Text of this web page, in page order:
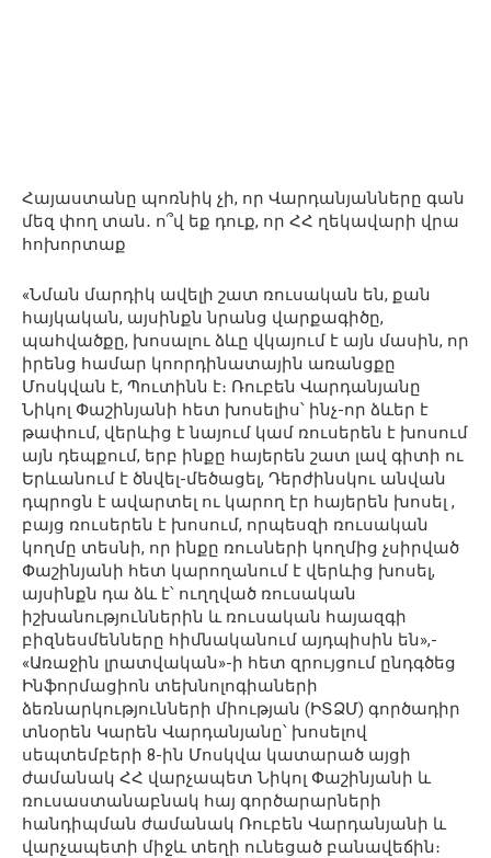
Հայաստանը պոռնիկ չի, որ Վարդանյանները գան
մեզ փող տան․ ո՞վ եք դուք, որ ՀՀ ղեկավարի վրա
հոխորտաք
«Նման մարդիկ ավելի շատ ռուսական են, քան
հայկական, այսինքն նրանց վարքագիծը,
պահվածքը, խոսալու ձևը վկայում է այն մասին, որ
իրենց համար կոորդինատային առանցքը
Մոսկվան է, Պուտինն է։ Ռուբեն Վարդանյանը
Նիկոլ Փաշինյանի հետ խոսելիս՝ ինչ-որ ձևեր է
թափում, վերևից է նայում կամ ռուսերեն է խոսում
այն դեպքում, երբ ինքը հայերեն շատ լավ գիտի ու
Երևանում է ծնվել-մեծացել, Դերժինսկու անվան
դպրոցն է ավարտել ու կարող էր հայերեն խոսել ,
բայց ռուսերեն է խոսում, որպեսզի ռուսական
կողմը տեսնի, որ ինքը ռուսների կողմից չսիրված
Փաշինյանի հետ կարողանում է վերևից խոսել,
այսինքն դա ձև է՝ ուղղված ռուսական
իշխանություններին և ռուսական հայազգի
բիզնեսմենները հիմնականում այդպիսին են»,-
«Առաջին լրատվական»-ի հետ զրույցում ընդգծեց
Ինֆորմացիոն տեխնոլոգիաների
ձեռնարկությունների միության (ԻՏՁՄ) գործադիր
տնօրեն Կարեն Վարդանյանը՝ խոսելով
սեպտեմբերի 8-ին Մոսկվա կատարած այցի
ժամանակ ՀՀ վարչապետ Նիկոլ Փաշինյանի և
ռուսաստանաբնակ հայ գործարարների
հանդիպման ժամանակ Ռուբեն Վարդանյանի և
վարչապետի միջև տեղի ունեցած բանավեճին։